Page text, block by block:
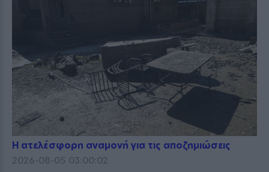
Η ατελέσφορη αναμονή για τις αποζημιώσεις
2026-08-05 03:00:02